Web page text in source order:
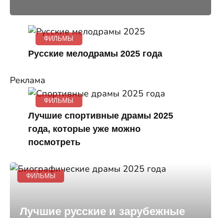
ФИЛЬМЫ
Русские мелодрамы 2025 года
Реклама
ФИЛЬМЫ
Лучшие спортивные драмы 2025
года, которые уже можно
посмотреть
ФИЛЬМЫ
Лучшие русские и зарубежные